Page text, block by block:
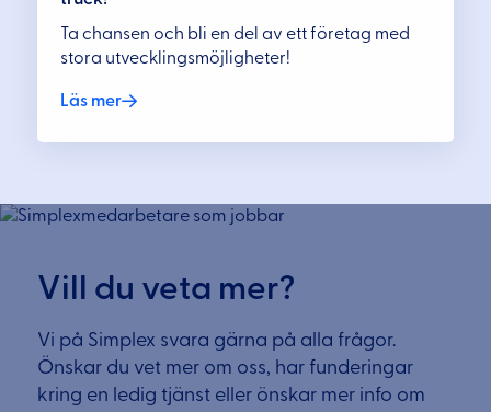
Ta chansen och bli en del av ett företag med
stora utvecklingsmöjligheter!
Läs mer
Vill du veta mer?
Vi på Simplex svara gärna på alla frågor.
Önskar du vet mer om oss, har funderingar
kring en ledig tjänst eller önskar mer info om